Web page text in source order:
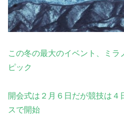
この冬の最大のイベント、ミラ
ピック
開会式は２月６日だが競技は
スで開始